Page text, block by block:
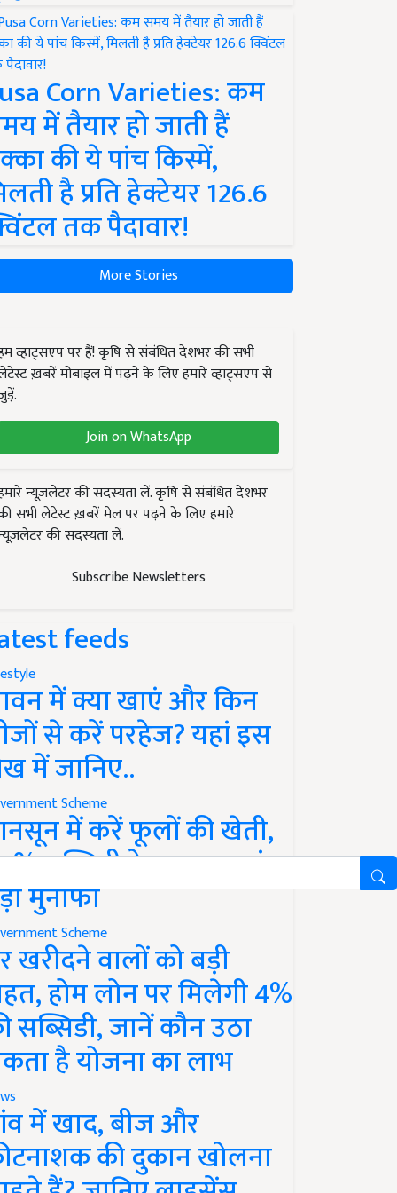
Corn Varieties: कम
में तैयार हो जाती हैं
की ये पांच किस्में,
है प्रति हेक्टेयर 126.6
तक पैदावार!
More Stories
व्हाट्सएप पर हैं! कृषि से संबंधित देशभर की सभी
ख़बरें मोबाइल में पढ़ने के लिए हमारे व्हाट्सएप से
Join on WhatsApp
न्यूज़लेटर की सदस्यता लें. कृषि से संबंधित देशभर
सभी लेटेस्ट ख़बरें मेल पर पढ़ने के लिए हमारे
की सदस्यता लें.
Subscribe Newsletters
feeds
में क्या खाएं और किन
से करें परहेज? यहां इस
में जानिए..
Scheme
में करें फूलों की खेती,
सब्सिडी के साथ कमाएं
मुनाफा
Scheme
खरीदने वालों को बड़ी
होम लोन पर मिलेगी 4%
सब्सिडी, जानें कौन उठा
है योजना का लाभ
में खाद, बीज और
की दुकान खोलना